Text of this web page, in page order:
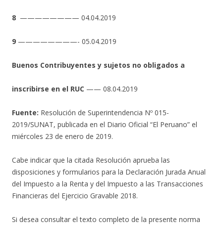
8 ———————— 04.04.2019
9 ————————- 05.04.2019
Buenos Contribuyentes y sujetos no obligados a
inscribirse en el RUC —— 08.04.2019
Fuente: Resolución de Superintendencia Nº 015-
2019/SUNAT, publicada en el Diario Oficial “El Peruano” el
miércoles 23 de enero de 2019.
Cabe indicar que la citada Resolución aprueba las
disposiciones y formularios para la Declaración Jurada Anual
del Impuesto a la Renta y del Impuesto a las Transacciones
Financieras del Ejercicio Gravable 2018.
Si desea consultar el texto completo de la presente norma